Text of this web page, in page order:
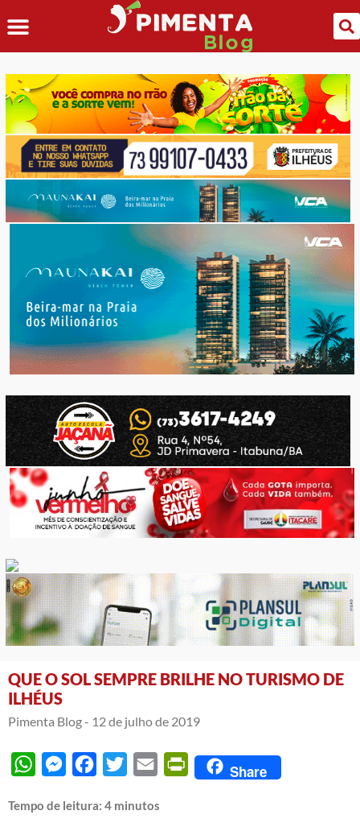
QUE O SOL SEMPRE BRILHE NO TURISMO DE
ILHÉUS
Pimenta Blog - 12 de julho de 2019
WhatsAppMessengerFacebook
Twitter Email PrintFriendly
Share
Tempo de leitura: 4 minutos